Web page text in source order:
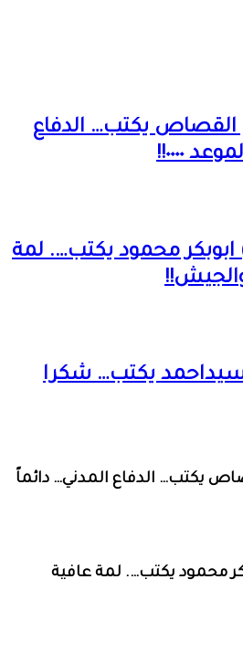
القصاص يكتب… الدفاع
٠٠٠٠!!
ابوبكر محمود يكتب…. لمة
سيداحمد يكتب… شكرا
يكتب… الدفاع المدني… دائماً
محمود يكتب…. لمة عافية